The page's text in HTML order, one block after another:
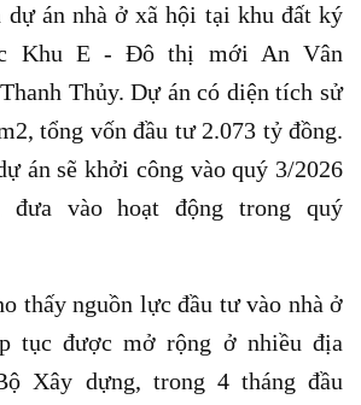
dự án nhà ở xã hội tại khu đất ký
Khu E - Đô thị mới An Vân
Thủy. Dự án có diện tích sử
tổng vốn đầu tư 2.073 tỷ đồng.
án sẽ khởi công vào quý 3/2026
đưa vào hoạt động trong quý
thấy nguồn lực đầu tư vào nhà ở
tục được mở rộng ở nhiều địa
Xây dựng, trong 4 tháng đầu